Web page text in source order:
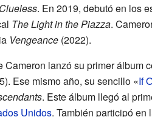
Clueless. En 2019, debutó en los
The Light in the Piazza.
Vengeance(2022).
Cameron lanzó su primer álbum
Ese mismo año, su sencillo «If
. Este álbum llegó al
Unidos. También participó en